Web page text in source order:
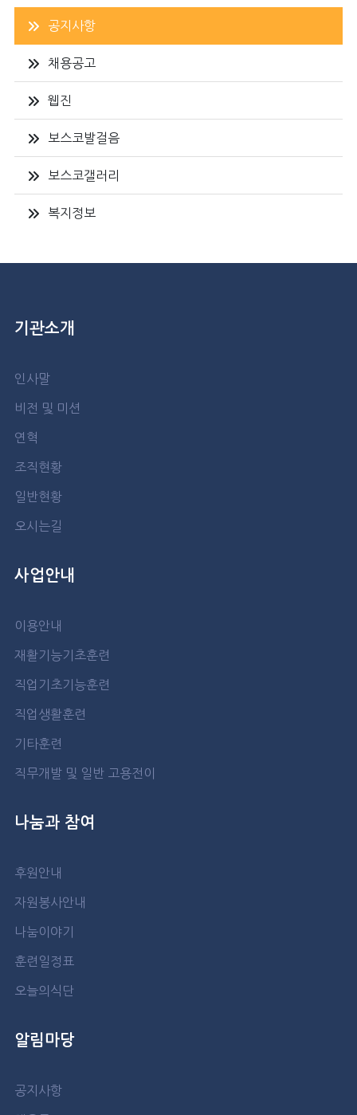
공지사항
채용공고
웹진
보스코발걸음
보스코갤러리
복지정보
기관소개
인사말
비전 및 미션
연혁
조직현황
일반현황
오시는길
사업안내
이용안내
재활기능기초훈련
직업기초기능훈련
직업생활훈련
기타훈련
직무개발 및 일반 고용전이
나눔과 참여
후원안내
자원봉사안내
나눔이야기
훈련일정표
오늘의식단
알림마당
공지사항